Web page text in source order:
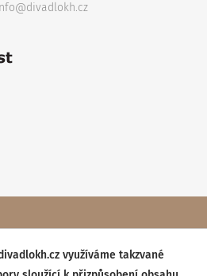
Obchodní podmínkyvyužíváme takzvané